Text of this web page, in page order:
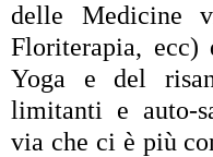
delle Medicine
Floriterapia, ecc)
Yoga e del
limitanti e auto-
via che ci è più